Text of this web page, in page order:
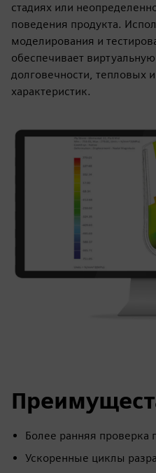
стадиях или
поведения продукта.
моделирования и
обеспечивает
долговечности, тепловых
характеристик.
Более ранняя проверка
Ускоренные циклы